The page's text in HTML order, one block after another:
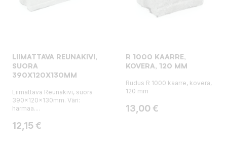
LIIMATTAVA REUNAKIVI,
SUORA
390X120X130MM
Liimattava Reunakivi, suora
390x120x130mm. Väri:
harmaa....
Hinta
12,15 €
R 1000 KAARRE,
KOVERA, 120 MM
Rudus R 1000 kaarre, kovera,
120 mm
Hinta
13,00 €